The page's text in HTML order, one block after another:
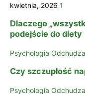
kwietnia, 2026 1
Dlaczego
podejście do diety
Psychologia
Czy szczupłość
Psychologia